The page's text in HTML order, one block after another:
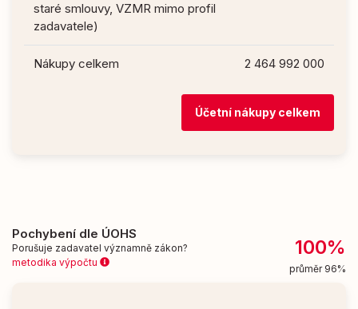
staré smlouvy, VZMR mimo profil
zadavatele)
Nákupy celkem 2 464 992 000
Účetní nákupy celkem
Pochybení dle ÚOHS
Porušuje zadavatel významně zákon?
metodika výpočtu
100%
průměr 96%